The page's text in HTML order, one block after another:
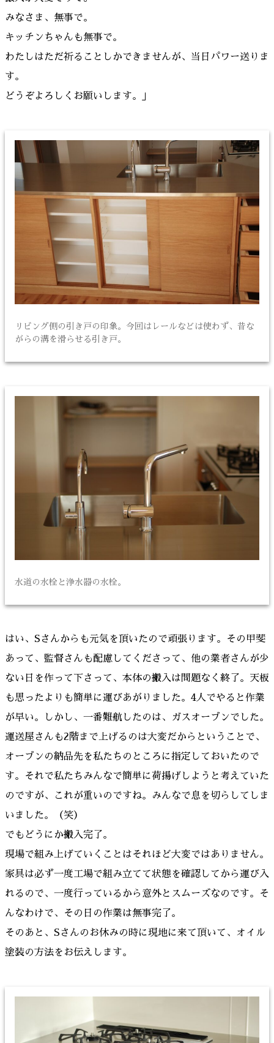
みなさま、無事で。
キッチンちゃんも無事で。
わたしはただ祈ることしかできませんが、当日パワー送りま
す。
どうぞよろしくお願いします。」
リビング側の引き戸の印象。今回はレールなどは使わず、昔な
がらの溝を滑らせる引き戸。
水道の水栓と浄水器の水栓。
はい、Sさんからも元気を頂いたので頑張ります。その甲斐
あって、監督さんも配慮してくださって、他の業者さんが少
ない日を作って下さって、本体の搬入は問題なく終了。天板
も思ったよりも簡単に運びあがりました。4人でやると作業
が早い。しかし、一番難航したのは、ガスオーブンでした。
運送屋さんも2階まで上げるのは大変だからということで、
オーブンの納品先を私たちのところに指定しておいたので
す。それで私たちみんなで簡単に荷揚げしようと考えていた
のですが、これが重いのですね。みんなで息を切らしてしま
いました。（笑）
でもどうにか搬入完了。
現場で組み上げていくことはそれほど大変ではありません。
家具は必ず一度工場で組み立てて状態を確認してから運び入
れるので、一度行っているから意外とスムーズなのです。そ
んなわけで、その日の作業は無事完了。
そのあと、Sさんのお休みの時に現地に来て頂いて、オイル
塗装の方法をお伝えします。